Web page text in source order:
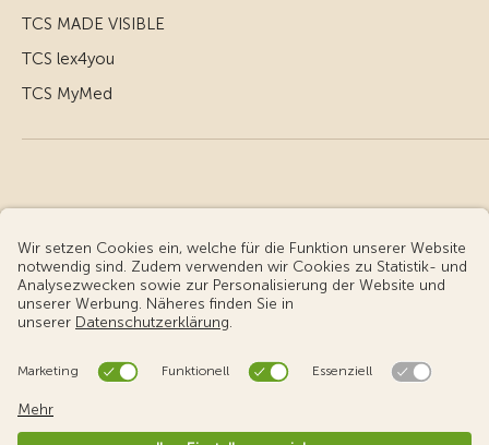
TCS MADE VISIBLE
TCS lex4you
TCS MyMed
© Touring Club Schweiz
Benutzungsbedingungen - rechtliche Informationen
Cookie-Einstellungen